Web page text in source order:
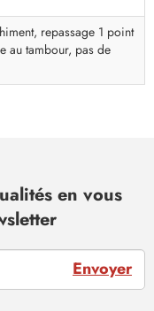
repassage 1 point
au tambour, pas de
en vous
Envoyer